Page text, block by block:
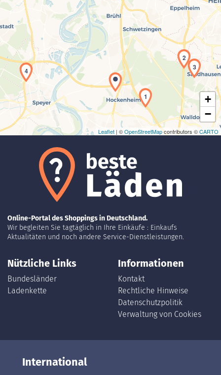
Laden der Karte...
1
2
3
4
+
−
Leaflet | ©OpenStreetMapcontributors ©CARTO
Online-Portal des Shoppings in Deutschland.
Wir begleiten Sie tagtäglich in Ihre Einkäufe : Einkaufs
Aktualitäten und noch andere Service-Dienstleistungen.
Nützliche Links
Bundesländer
Ladenkette
Informationen
Kontakt
Rechtliche Hinweise
Datenschutzpolitik
Verwaltung von Cookies
International